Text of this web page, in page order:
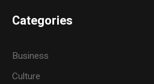
Categories
Business
Culture